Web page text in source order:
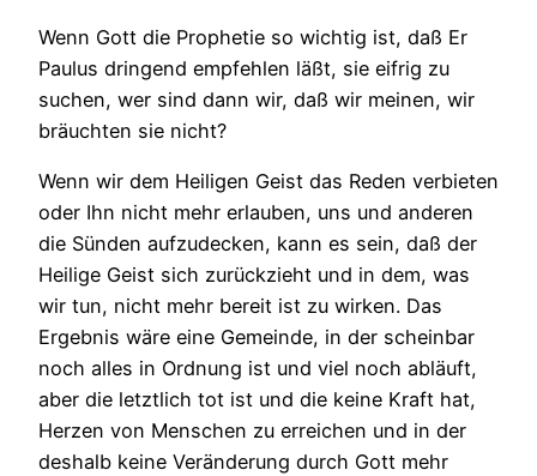
Wenn Gott die Prophetie so wichtig ist, daß Er
Paulus dringend empfehlen läßt, sie eifrig zu
suchen, wer sind dann wir, daß wir meinen, wir
bräuchten sie nicht?
Wenn wir dem Heiligen Geist das Reden verbieten
oder Ihn nicht mehr erlauben, uns und anderen
die Sünden aufzudecken, kann es sein, daß der
Heilige Geist sich zurückzieht und in dem, was
wir tun, nicht mehr bereit ist zu wirken. Das
Ergebnis wäre eine Gemeinde, in der scheinbar
noch alles in Ordnung ist und viel noch abläuft,
aber die letztlich tot ist und die keine Kraft hat,
Herzen von Menschen zu erreichen und in der
deshalb keine Veränderung durch Gott mehr